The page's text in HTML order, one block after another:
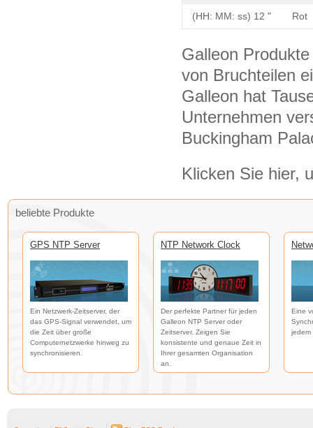
(HH: MM: ss) 12 " Rot
Galleon
von Bruchteilen
Galleon hat
Unternehmen
Buckingham
Klicken Sie hier,
beliebte Produkte
GPS NTP Server
Ein Netzwerk-Zeitserver, der
das GPS-Signal verwendet, um
die Zeit über große
Computernetzwerke hinweg zu
synchronisieren.
NTP Network Clock
Der perfekte Partner für jeden
Galleon NTP Server oder
Zeitserver. Zeigen Sie
konsistente und genaue Zeit in
Ihrer gesamten Organisation
an.
Eine
jedem